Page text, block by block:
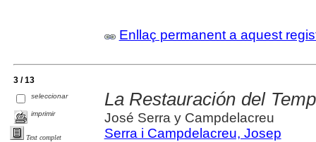
Enllaç permanent a aquest
3 / 13
seleccionar
imprimir
Text complet
La Restauración del
José Serra y Campdelacreu
Serra i Campdelacreu, Josep